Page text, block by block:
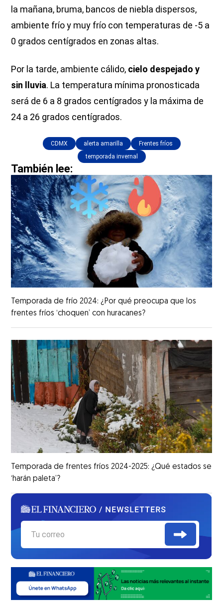
la mañana, bruma, bancos de niebla dispersos,
ambiente frío y muy frío con temperaturas de -5 a
0 grados centígrados en zonas altas.
Por la tarde, ambiente cálido, cielo despejado y
sin lluvia. La temperatura mínima pronosticada
será de 6 a 8 grados centígrados y la máxima de
24 a 26 grados centígrados.
CDMX alerta amarilla
Frentes fríos
temporada invernal
También lee:
Temporada de frío 2024: ¿Por qué preocupa que los
frentes fríos ‘choquen’ con huracanes?
Temporada de frentes fríos 2024-2025: ¿Qué estados se
‘harán paleta’?